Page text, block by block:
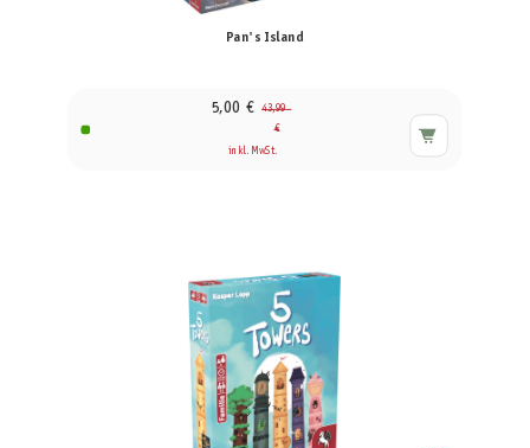
Pan's Island
5,00 € 43,99
€
inkl. MwSt.